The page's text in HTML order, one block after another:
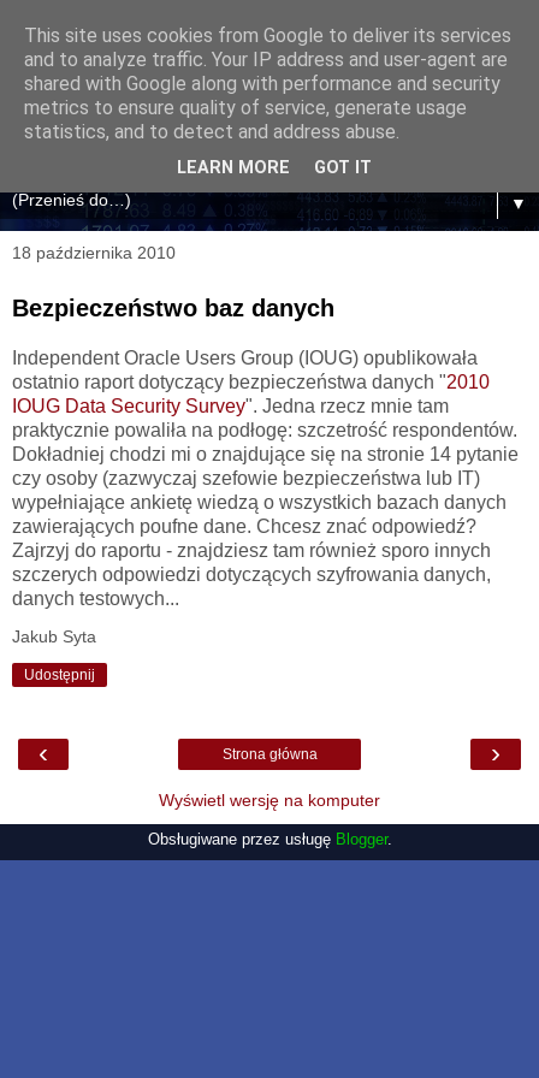
▼
18 października 2010
Bezpieczeństwo baz danych
Independent Oracle Users Group (IOUG) opublikowała
ostatnio raport dotyczący bezpieczeństwa danych "2010
IOUG Data Security Survey". Jedna rzecz mnie tam
praktycznie powaliła na podłogę: szczetrość respondentów.
Dokładniej chodzi mi o znajdujące się na stronie 14 pytanie
czy osoby (zazwyczaj szefowie bezpieczeństwa lub IT)
wypełniające ankietę wiedzą o wszystkich bazach danych
zawierających poufne dane. Chcesz znać odpowiedź?
Zajrzyj do raportu - znajdziesz tam również sporo innych
szczerych odpowiedzi dotyczących szyfrowania danych,
danych testowych...
Jakub Syta
Udostępnij
‹ ›
Strona główna
Wyświetl wersję na komputer
Obsługiwane przez usługę Blogger.
This site uses cookies from Google to deliver its services
and to analyze traffic. Your IP address and user-agent are
shared with Google along with performance and security
metrics to ensure quality of service, generate usage
statistics, and to detect and address abuse.
LEARN MORE GOT IT